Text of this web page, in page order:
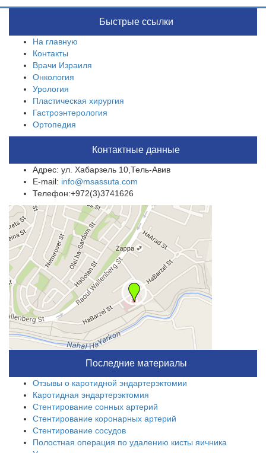
Быстрые ссылки
На главную
Контакты
Врачи Израиля
Онкология
Урология
Пластическая хирургия
Гастроэнтерология
Ортопедия
Контактные данные
Адрес: ул. Хабарзель 10,Тель-Авив
E-mail: info@msassuta.com
Телефон:+972(3)3741626
Последние материалы
Отзывы о каротидной эндартерэктомии
Каротидная эндартерэктомия
Стентирование сонных артерий
Стентирование коронарных артерий
Стентирование сосудов
Полостная операция по удалению кисты яичника